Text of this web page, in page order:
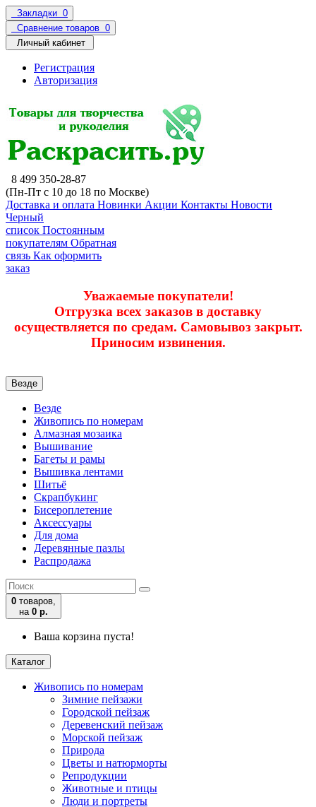
Закладки 0
Сравнение товаров 0
Личный кабинет
Регистрация
Авторизация
8 499 350-28-87
(Пн-Пт с 10 до 18 по Москве)
Доставка и оплата Новинки Акции Контакты Новости
Черный
список Постоянным
покупателям Обратная
связь Как оформить
заказ
Уважаемые покупатели!
Отгрузка всех заказов в доставку
осуществляется по средам. Самовывоз закрыт.
Приносим извинения.
Везде
Везде
Живопись по номерам
Алмазная мозаика
Вышивание
Багеты и рамы
Вышивка лентами
Шитьё
Скрапбукинг
Бисероплетение
Аксессуары
Для дома
Деревянные пазлы
Распродажа
0 товаров,
на 0 р.
Ваша корзина пуста!
Каталог
Живопись по номерам
Зимние пейзажи
Городской пейзаж
Деревенский пейзаж
Морской пейзаж
Природа
Цветы и натюрморты
Репродукции
Животные и птицы
Люди и портреты